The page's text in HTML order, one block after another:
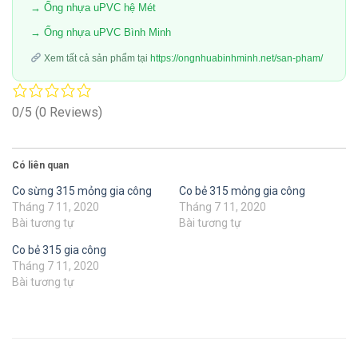
→ Ống nhựa uPVC hệ Mét
→ Ống nhựa uPVC Bình Minh
Xem tất cả sản phẩm tại https://ongnhuabinhminh.net/san-pham/
0/5 (0 Reviews)
Có liên quan
Co sừng 315 mỏng gia công
Tháng 7 11, 2020
Bài tương tự
Co bẻ 315 mỏng gia công
Tháng 7 11, 2020
Bài tương tự
Co bẻ 315 gia công
Tháng 7 11, 2020
Bài tương tự